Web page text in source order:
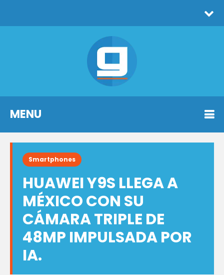
MENU
Smartphones
HUAWEI Y9S LLEGA A
MÉXICO CON SU
CÁMARA TRIPLE DE
48MP IMPULSADA POR
IA.